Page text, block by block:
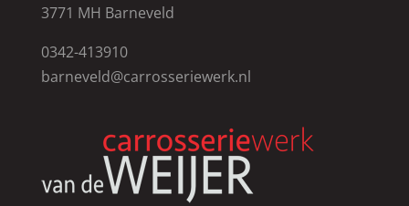
3771 MH Barneveld
0342-413910
barneveld@carrosseriewerk.nl